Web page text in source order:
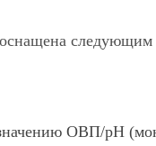
следующим
ОВП/pH